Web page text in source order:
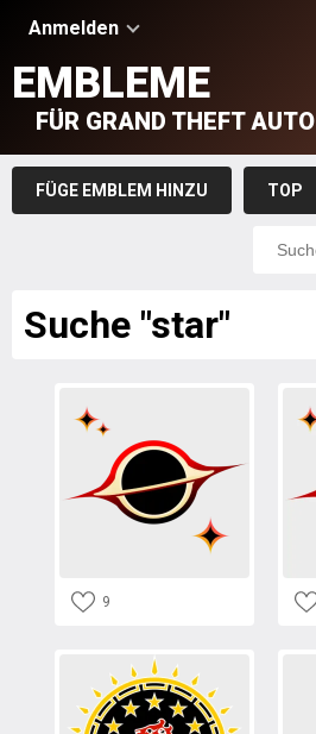
Anmelden
EMBLEME
FÜR GRAND THEFT AUTO
FÜGE EMBLEM HINZU TOP
Suche "star"
9